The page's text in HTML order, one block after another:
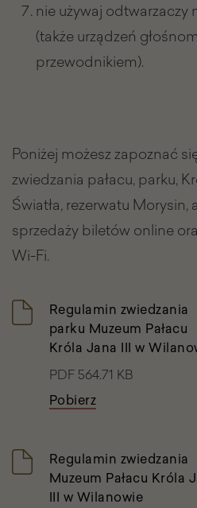
nie używaj odtwarzaczy
(także urządzeń
przewodnikiem).
Poniżej możesz zapoznać
zwiedzania pałacu, parku,
Światła, rezerwatu
sprzedaży biletów online
Wi-Fi.
Lista
plików Regulamin zwiedzania
parku Muzeum Pałacu
Króla Jana III w
PDF 564.71 KB
Pobierz
Regulamin zwiedzania
Muzeum Pałacu Króla
III w Wilanowie